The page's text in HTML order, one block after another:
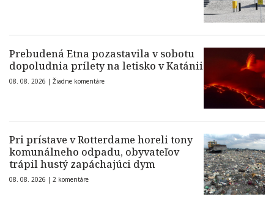
Prebudená Etna pozastavila v sobotu
dopoludnia prílety na letisko v Katánii
08. 08. 2026 | Žiadne komentáre
Pri prístave v Rotterdame horeli tony
komunálneho odpadu, obyvateľov
trápil hustý zapáchajúci dym
08. 08. 2026 | 2 komentáre